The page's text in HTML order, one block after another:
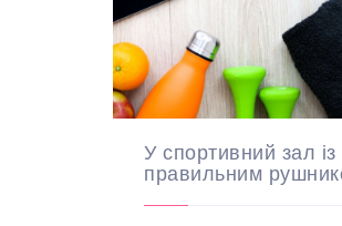
У спортивний зал із
правильним